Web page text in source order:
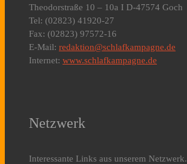
Theodorstraße 10 – 10a I D-47574 Goch
Tel: (02823) 41920-27
Fax: (02823) 97572-16
E-Mail: redaktion@schlafkampagne.de
Internet: www.schlafkampagne.de
Netzwerk
Interessante Links aus unserem Netzwerk.